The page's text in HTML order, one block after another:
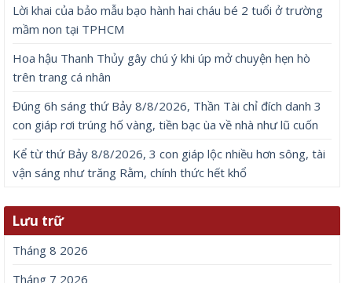
Lời khai của bảo mẫu bạo hành hai cháu bé 2 tuổi ở trường
mầm non tại TPHCM
Hoa hậu Thanh Thủy gây chú ý khi úp mở chuyện hẹn hò
trên trang cá nhân
Đúng 6h sáng thứ Bảy 8/8/2026, Thần Tài chỉ đích danh 3
con giáp rơi trúng hố vàng, tiền bạc ùa về nhà như lũ cuốn
Kể từ thứ Bảy 8/8/2026, 3 con giáp lộc nhiều hơn sông, tài
vận sáng như trăng Rằm, chính thức hết khổ
Lưu trữ
Tháng 8 2026
Tháng 7 2026